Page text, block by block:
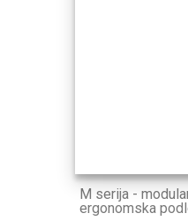
M serija -
ergonomska